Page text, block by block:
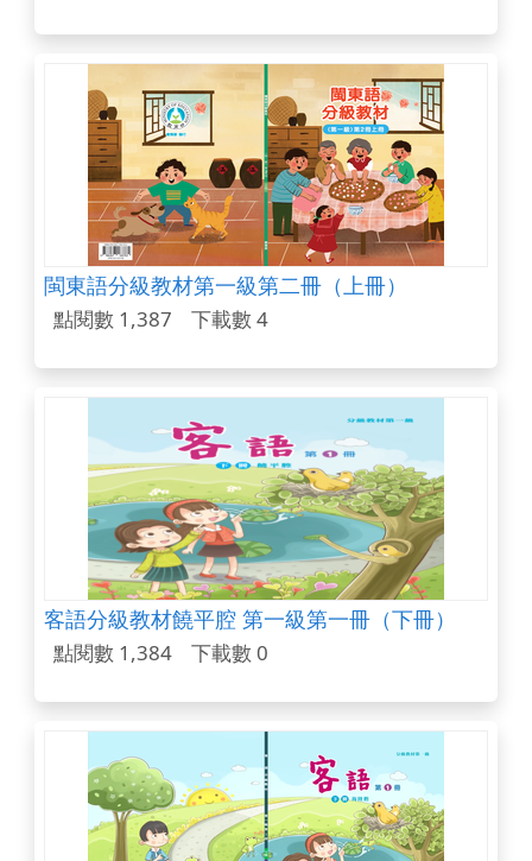
閩東語分級教材第一級第二冊（上冊）
點閱數 1,387 下載數 4
客語分級教材饒平腔 第一級第一冊（下冊）
點閱數 1,384 下載數 0